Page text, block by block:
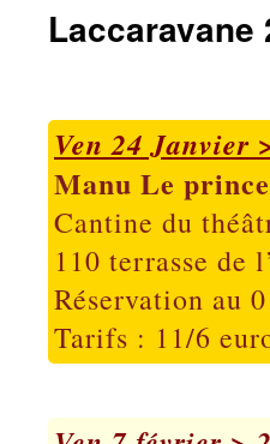
Laccaravane
Ven 24 Janvier
Manu Le prince
Cantine du
110 terrasse de
Réservation au
Tarifs : 11/6